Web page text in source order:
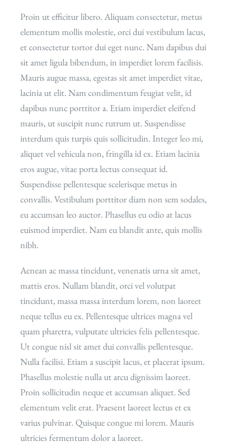
Proin ut efficitur libero. Aliquam consectetur, metus
elementum mollis molestie, orci dui vestibulum lacus,
et consectetur tortor dui eget nunc. Nam dapibus dui
sit amet ligula bibendum, in imperdiet lorem facilisis.
Mauris augue massa, egestas sit amet imperdiet vitae,
lacinia ut elit. Nam condimentum feugiat velit, id
dapibus nunc porttitor a. Etiam imperdiet eleifend
mauris, ut suscipit nunc rutrum ut. Suspendisse
interdum quis turpis quis sollicitudin. Integer leo mi,
aliquet vel vehicula non, fringilla id ex. Etiam lacinia
eros augue, vitae porta lectus consequat id.
Suspendisse pellentesque scelerisque metus in
convallis. Vestibulum porttitor diam non sem sodales,
eu accumsan leo auctor. Phasellus eu odio at lacus
euismod imperdiet. Nam eu blandit ante, quis mollis
nibh.
Aenean ac massa tincidunt, venenatis urna sit amet,
mattis eros. Nullam blandit, orci vel volutpat
tincidunt, massa massa interdum lorem, non laoreet
neque tellus eu ex. Pellentesque ultrices magna vel
quam pharetra, vulputate ultricies felis pellentesque.
Ut congue nisl sit amet dui convallis pellentesque.
Nulla facilisi. Etiam a suscipit lacus, et placerat ipsum.
Phasellus molestie nulla ut arcu dignissim laoreet.
Proin sollicitudin neque et accumsan aliquet. Sed
elementum velit erat. Praesent laoreet lectus et ex
varius pulvinar. Quisque congue mi lorem. Mauris
ultricies fermentum dolor a laoreet.